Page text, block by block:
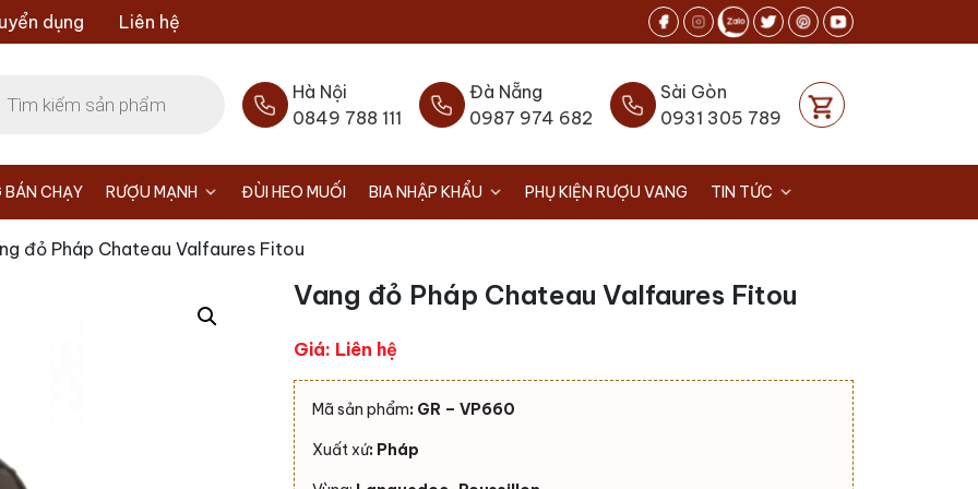
dụng Liên hệ
Hà Nội
0849 788 111
Đà Nẵng
0987 974 682
Sài Gòn
0931 305 789
BÁN CHẠY RƯỢU MẠNH ĐÙI HEO MUỐI BIA NHẬP KHẨU PHỤ KIỆN RƯỢU VANG TIN TỨC
đỏ Pháp Chateau Valfaures Fitou
Vang đỏ Pháp Chateau Valfaures Fitou
Giá: Liên hệ
Mã sản phẩm: GR – VP660
Xuất xứ: Pháp